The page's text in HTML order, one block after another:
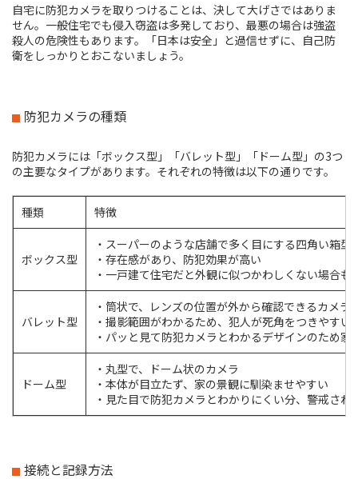
自宅に防犯カメラを取りつけることは、決して大げさではありま
せん。一般住宅でも侵入窃盗は多発しており、最悪の場合は強盗
殺人の危険性もあります。「日本は安全」と過信せずに、自己防
衛をしっかりとおこないましょう。
防犯カメラの種類
防犯カメラには「ボックス型」「バレット型」「ドーム型」の3つ
の主要なタイプがあります。それぞれの特徴は以下の通りです。
種類 特徴
ボックス型
・スーパーのような店舗で多く目にする四角い箱型
・存在感があり、防犯効果が高い
・一戸建て住宅だと外観に似つかわしくない場合も
バレット型
・筒状で、レンズの位置が外から確認できるカメラ
・撮影範囲がわかるため、犯人が死角をつきやすい
・パッと見て防犯カメラとわかるデザインのため
ドーム型
・丸型で、ドーム状のカメラ
・本体が目立たず、家の景観に馴染ませやすい
・見た目で防犯カメラとわかりにくい分、警戒され
接続と記録方法